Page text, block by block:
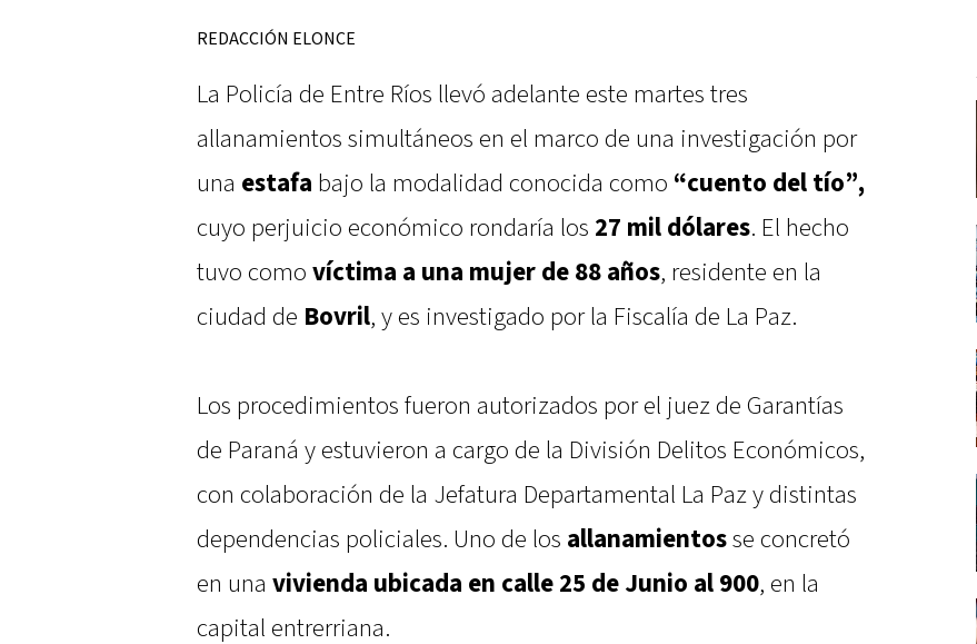
REDACCIÓN ELONCE
La Policía de Entre Ríos llevó adelante este martes tres
allanamientos simultáneos en el marco de una investigación por
una estafa bajo la modalidad conocida como “cuento del tío”,
cuyo perjuicio económico rondaría los 27 mil dólares. El hecho
tuvo como víctima a una mujer de 88 años, residente en la
ciudad de Bovril, y es investigado por la Fiscalía de La Paz.
Los procedimientos fueron autorizados por el juez de Garantías
de Paraná y estuvieron a cargo de la División Delitos Económicos,
con colaboración de la Jefatura Departamental La Paz y distintas
dependencias policiales. Uno de los allanamientosse concretó
en una vivienda ubicada en calle 25 de Junio al 900, en la
capital entrerriana.